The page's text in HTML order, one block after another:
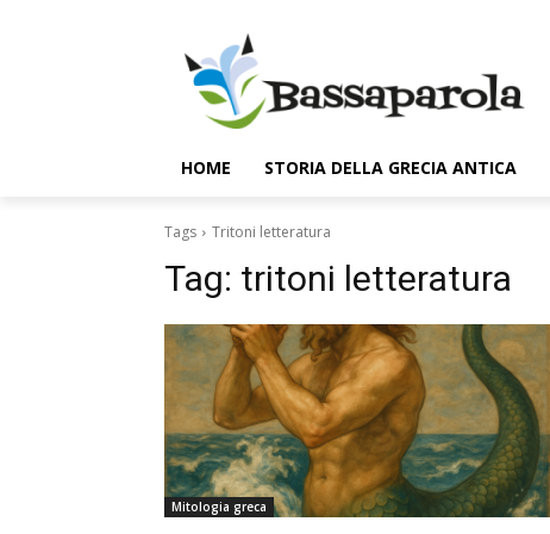
HOME STORIA DELLA GRECIA ANTICA
Tags Tritoni letteratura
Tag: tritoni letteratura
Mitologia greca